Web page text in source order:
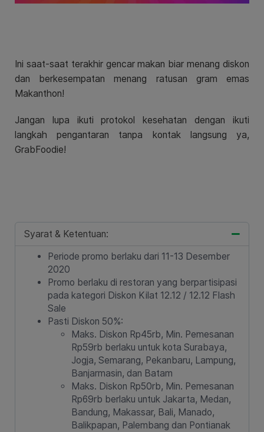
Ini saat-saat terakhir gencar makan biar menang diskon
dan berkesempatan menang ratusan gram emas
Makanthon!
Jangan lupa ikuti protokol kesehatan dengan ikuti
langkah pengantaran tanpa kontak langsung ya,
GrabFoodie!
Syarat & Ketentuan:
Periode promo berlaku dari 11-13 Desember
2020
Promo berlaku di restoran yang berpartisipasi
pada kategori Diskon Kilat 12.12 / 12.12 Flash
Sale
Pasti Diskon 50%:
Maks. Diskon Rp45rb, Min. Pemesanan
Rp59rb berlaku untuk kota Surabaya,
Jogja, Semarang, Pekanbaru, Lampung,
Banjarmasin, dan Batam
Maks. Diskon Rp50rb, Min. Pemesanan
Rp69rb berlaku untuk Jakarta, Medan,
Bandung, Makassar, Bali, Manado,
Balikpapan, Palembang dan Pontianak